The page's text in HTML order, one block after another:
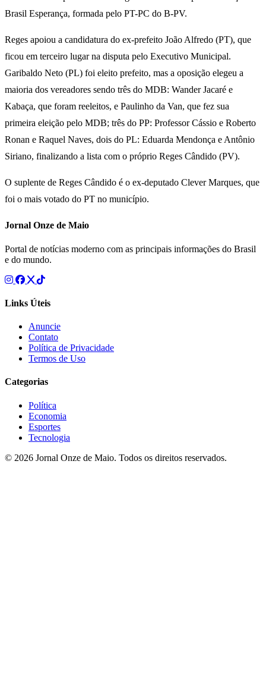
Brasil Esperança, formada pelo PT-PC do B-PV.
Reges apoiou a candidatura do ex-prefeito João Alfredo (PT), que
ficou em terceiro lugar na disputa pelo Executivo Municipal.
Garibaldo Neto (PL) foi eleito prefeito, mas a oposição elegeu a
maioria dos vereadores sendo três do MDB: Wander Jacaré e
Kabaça, que foram reeleitos, e Paulinho da Van, que fez sua
primeira eleição pelo MDB; três do PP: Professor Cássio e Roberto
Ronan e Raquel Naves, dois do PL: Eduarda Mendonça e Antônio
Siriano, finalizando a lista com o próprio Reges Cândido (PV).
O suplente de Reges Cândido é o ex-deputado Clever Marques, que
foi o mais votado do PT no município.
Jornal Onze de Maio
Portal de notícias moderno com as principais informações do Brasil
e do mundo.
Links Úteis
Anuncie
Contato
Política de Privacidade
Termos de Uso
Categorias
Política
Economia
Esportes
Tecnologia
© 2026 Jornal Onze de Maio. Todos os direitos reservados.